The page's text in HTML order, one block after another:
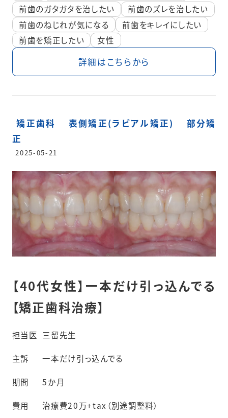
前歯のガタガタを治したい
前歯のズレを治したい
前歯のねじれが気になる
前歯をキレイにしたい
前歯を矯正したい
女性
詳細はこちらから
矯正歯科 表側矯正(ラビアル矯正)
部分矯
正
2025-05-21
【40代女性】一本だけ引っ込んでる
【矯正歯科治療】
担当医 三留先生
主訴 一本だけ引っ込んでる
期間 5か月
費用 治療費20万+tax（別途調整料）